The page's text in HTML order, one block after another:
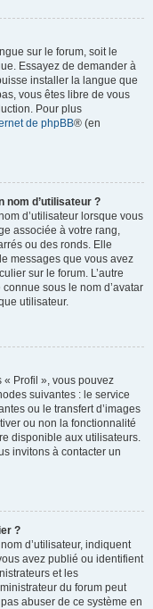
sur le forum, soit le
Essayez de demander à
installer la langue que
vous êtes libre de vous
Pour plus
de phpBB® (en
nom d’utilisateur ?
d’utilisateur lorsque vous
associée à votre rang,
ou des ronds. Elle
messages que vous avez
sur le forum. L’autre
sous le nom d’avatar
utilisateur.
« Profil », vous pouvez
suivantes : le service
ou le transfert d’images
ou non la fonctionnalité
disponible aux utilisateurs.
invitons à contacter un
?
d’utilisateur, indiquent
avez publié ou identifient
et les
du forum peut
abuser de ce système en